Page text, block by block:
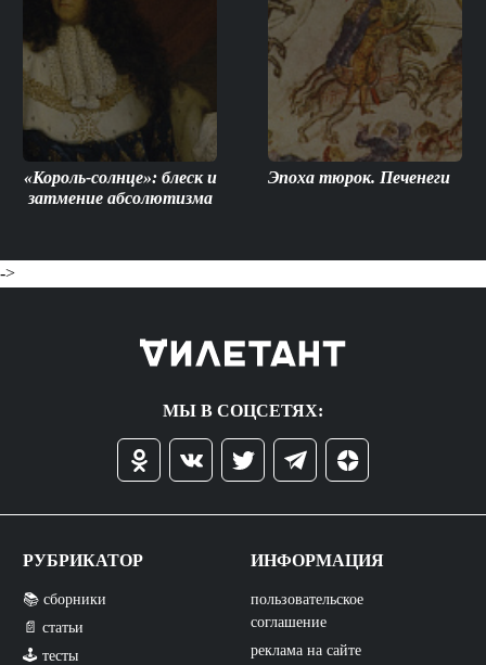
«Король-солнце»: блеск и
затмение абсолютизма
Эпоха тюрок. Печенеги
->
МЫ В СОЦСЕТЯХ:
РУБРИКАТОР
📚 сборники
📄 статьи
🕹️ тесты
ИНФОРМАЦИЯ
пользовательское
соглашение
реклама на сайте